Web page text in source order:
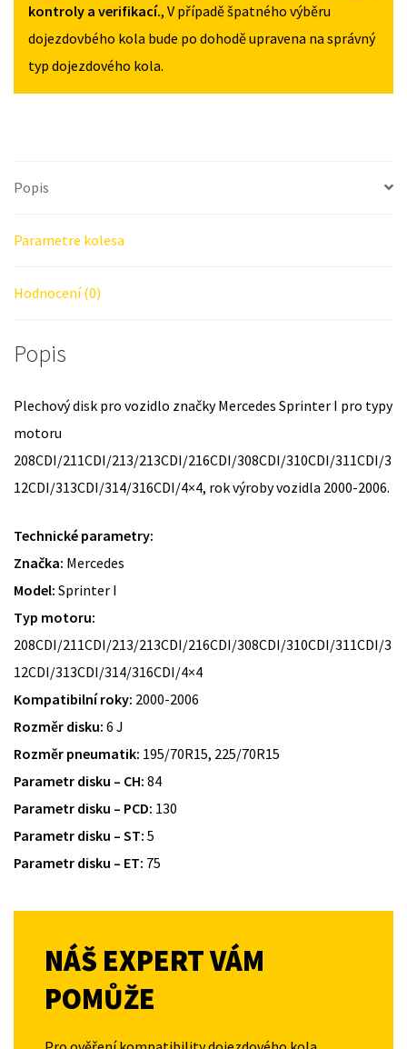
2006
MNOŽSTVÍ
kontroly a verifikací., V případě špatného výběru
dojezdovbého kola bude po dohodě upravena na správný
typ dojezdového kola.
Popis
Parametre kolesa
Hodnocení (0)
Popis
Plechový disk pro vozidlo značky Mercedes Sprinter I pro typy
motoru
208CDI/211CDI/213/213CDI/216CDI/308CDI/310CDI/311CDI/3
12CDI/313CDI/314/316CDI/4×4, rok výroby vozidla 2000-2006.
Technické parametry:
Značka: Mercedes
Model: Sprinter I
Typ motoru:
208CDI/211CDI/213/213CDI/216CDI/308CDI/310CDI/311CDI/3
12CDI/313CDI/314/316CDI/4×4
Kompatibilní roky: 2000-2006
Rozměr disku: 6 J
Rozměr pneumatik: 195/70R15, 225/70R15
Parametr disku – CH: 84
Parametr disku – PCD: 130
Parametr disku – ST: 5
Parametr disku – ET: 75
NÁŠ EXPERT VÁM
POMŮŽE